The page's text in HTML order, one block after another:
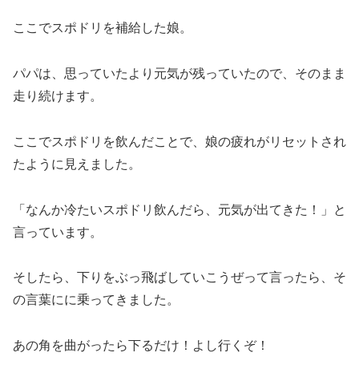
ここでスポドリを補給した娘。
パパは、思っていたより元気が残っていたので、そのまま
走り続けます。
ここでスポドリを飲んだことで、娘の疲れがリセットされ
たように見えました。
「なんか冷たいスポドリ飲んだら、元気が出てきた！」と
言っています。
そしたら、下りをぶっ飛ばしていこうぜって言ったら、そ
の言葉にに乗ってきました。
あの角を曲がったら下るだけ！よし行くぞ！